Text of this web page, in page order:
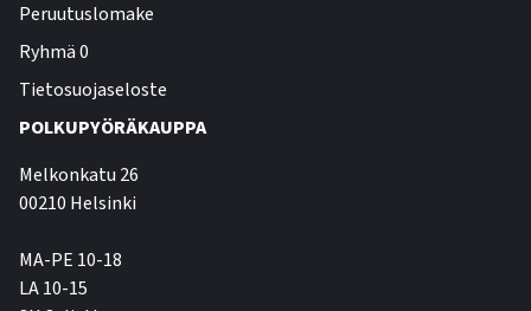
Peruutuslomake
Ryhmä 0
Tietosuojaseloste
POLKUPYÖRÄKAUPPA
Melkonkatu 26
00210 Helsinki
MA-PE 10-18
LA 10-15